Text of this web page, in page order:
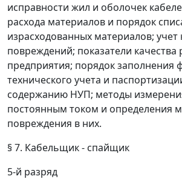
исправности жил и оболочек
расхода материалов и порядок
израсходованных материалов; учет
повреждений; показатели качества
предприятия; порядок заполнения
технического учета и
содержанию НУП; методы
постоянным током и определения
повреждения в них.
§ 7. Кабельщик - спайщик
5-й разряд